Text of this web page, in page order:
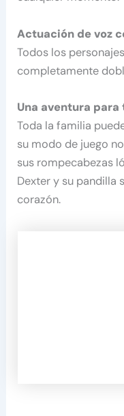
Actuación de voz
Todos los
completamente
Una aventura para
Toda la familia
su modo de juego
sus rompecabezas
Dexter y su pandilla
corazón.